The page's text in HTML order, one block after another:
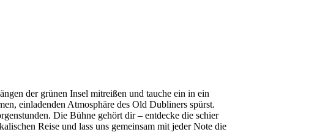
der grünen Insel mitreißen und tauche ein in ein
einladenden Atmosphäre des Old Dubliners spürst.
Die Bühne gehört dir – entdecke die schier
Reise und lass uns gemeinsam mit jeder Note die